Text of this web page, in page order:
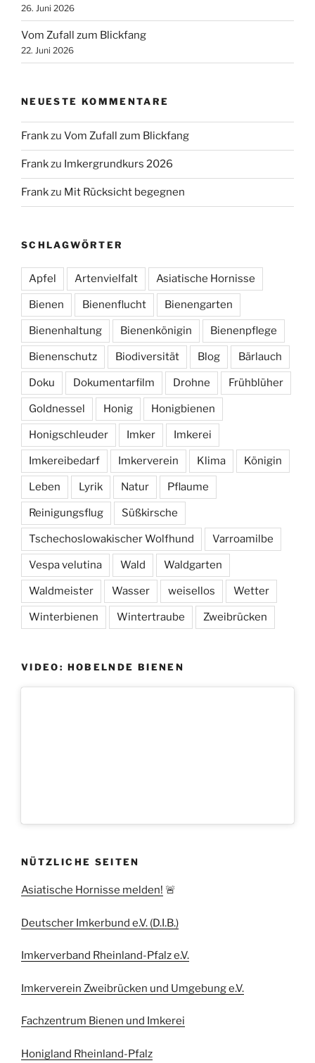
26. Juni 2026
Vom Zufall zum Blickfang
22. Juni 2026
NEUESTE KOMMENTARE
Frankzu Vom Zufall zum Blickfang
Frankzu Imkergrundkurs 2026
Frankzu Mit Rücksicht begegnen
SCHLAGWÖRTER
Apfel Artenvielfalt Asiatische Hornisse
Bienen Bienenflucht Bienengarten
Bienenhaltung Bienenkönigin Bienenpflege
Bienenschutz Biodiversität Blog Bärlauch
Doku Dokumentarfilm Drohne Frühblüher
Goldnessel Honig Honigbienen
Honigschleuder Imker Imkerei
Imkereibedarf Imkerverein Klima Königin
Leben Lyrik Natur Pflaume
Reinigungsflug Süßkirsche
Tschechoslowakischer Wolfhund Varroamilbe
Vespa velutina Wald Waldgarten
Waldmeister Wasser weisellos Wetter
Winterbienen Wintertraube Zweibrücken
VIDEO: HOBELNDE BIENEN
NÜTZLICHE SEITEN
Asiatische Hornisse melden! 🚨
Deutscher Imkerbund e.V. (D.I.B.)
Imkerverband Rheinland-Pfalz e.V.
Imkerverein Zweibrücken und Umgebung e.V.
Fachzentrum Bienen und Imkerei
Honigland Rheinland-Pfalz